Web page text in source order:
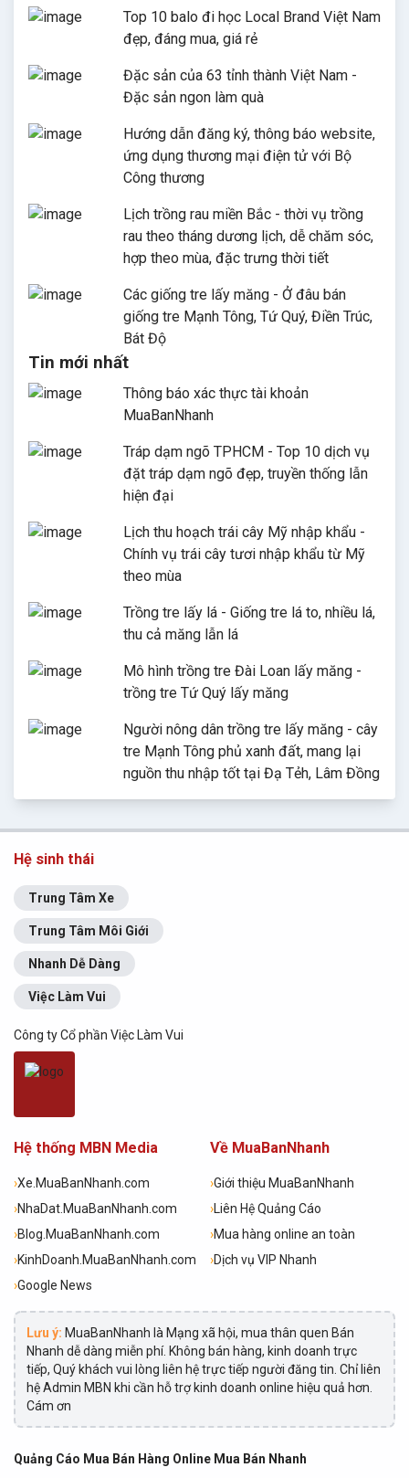
Top 10 balo đi học Local Brand Việt Nam
đẹp, đáng mua, giá rẻ
Đặc sản của 63 tỉnh thành Việt Nam -
Đặc sản ngon làm quà
Hướng dẫn đăng ký, thông báo website,
ứng dụng thương mại điện tử với Bộ
Công thương
Lịch trồng rau miền Bắc - thời vụ trồng
rau theo tháng dương lịch, dễ chăm sóc,
hợp theo mùa, đặc trưng thời tiết
Các giống tre lấy măng - Ở đâu bán
giống tre Mạnh Tông, Tứ Quý, Điền Trúc,
Bát Độ
Tin mới nhất
Thông báo xác thực tài khoản
MuaBanNhanh
Tráp dạm ngõ TPHCM - Top 10 dịch vụ
đặt tráp dạm ngõ đẹp, truyền thống lẫn
hiện đại
Lịch thu hoạch trái cây Mỹ nhập khẩu -
Chính vụ trái cây tươi nhập khẩu từ Mỹ
theo mùa
Trồng tre lấy lá - Giống tre lá to, nhiều lá,
thu cả măng lẫn lá
Mô hình trồng tre Đài Loan lấy măng -
trồng tre Tứ Quý lấy măng
Người nông dân trồng tre lấy măng - cây
tre Mạnh Tông phủ xanh đất, mang lại
nguồn thu nhập tốt tại Đạ Tẻh, Lâm Đồng
Hệ sinh thái
Trung Tâm Xe
Trung Tâm Môi Giới
Nhanh Dễ Dàng
Việc Làm Vui
Công ty Cổ phần Việc Làm Vui
Hệ thống MBN Media
›Xe.MuaBanNhanh.com
›NhaDat.MuaBanNhanh.com
›Blog.MuaBanNhanh.com
›KinhDoanh.MuaBanNhanh.com
›Google News
Về MuaBanNhanh
›Giới thiệu MuaBanNhanh
›Liên Hệ Quảng Cáo
›Mua hàng online an toàn
›Dịch vụ VIP Nhanh
Lưu ý: MuaBanNhanh là Mạng xã hội, mua thân quen Bán
Nhanh dễ dàng miễn phí. Không bán hàng, kinh doanh trực
tiếp, Quý khách vui lòng liên hệ trực tiếp người đăng tin. Chỉ liên
hệ Admin MBN khi cần hỗ trợ kinh doanh online hiệu quả hơn.
Cám ơn
Quảng Cáo Mua Bán Hàng Online Mua Bán Nhanh